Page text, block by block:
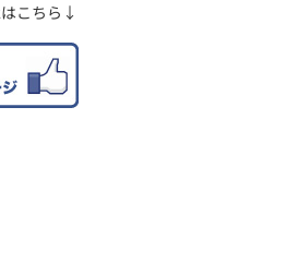
こちら↓